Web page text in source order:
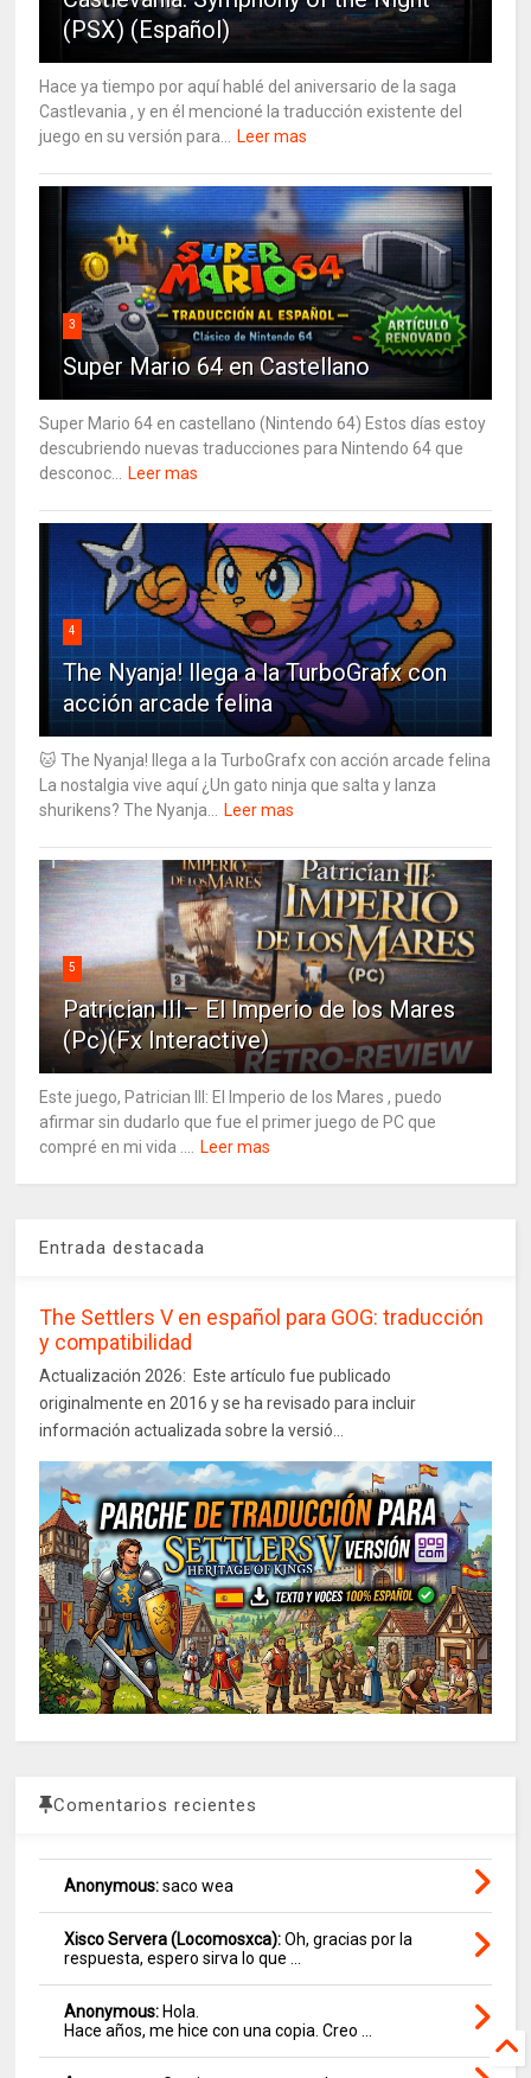
(PSX) (Español)
Hace ya tiempo por aquí hablé del aniversario de la saga
Castlevania , y en él mencioné la traducción existente del
juego en su versión para...
Leer mas
3
Super Mario 64 en Castellano
Super Mario 64 en castellano (Nintendo 64) Estos días estoy
descubriendo nuevas traducciones para Nintendo 64 que
desconoc...
Leer mas
4
The Nyanja! llega a la TurboGrafx con
acción arcade felina
🐱 The Nyanja! llega a la TurboGrafx con acción arcade felina
La nostalgia vive aquí ¿Un gato ninja que salta y lanza
shurikens? The Nyanja...
Leer mas
5
Patrician III– El Imperio de los Mares
(Pc)(Fx Interactive)
Este juego, Patrician III: El Imperio de los Mares , puedo
afirmar sin dudarlo que fue el primer juego de PC que
compré en mi vida ....
Leer mas
Entrada destacada
The Settlers V en español para GOG: traducción
y compatibilidad
Actualización 2026: Este artículo fue publicado
originalmente en 2016 y se ha revisado para incluir
información actualizada sobre la versió...
Comentarios recientes
Anonymous:saco wea
Xisco Servera (Locomosxca):Oh, gracias por la
respuesta, espero sirva lo que ...
Anonymous:Hola.
Hace años, me hice con una copia. Creo ...